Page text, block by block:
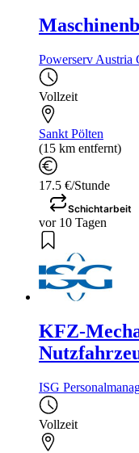
Powerserv Austria
Vollzeit
Sankt Pölten
(15 km entfernt)
17.5 €/Stunde
Schichtarbeit
vor 10 Tagen
KFZ-
ISG
Vollzeit